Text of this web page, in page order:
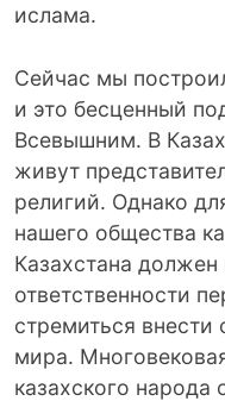
ислама.
Сейчас мы
и это бесценный
Всевышним. В
живут
религий. Однако
нашего общества
Казахстана
ответственности
стремиться внести
мира.
казахского народа